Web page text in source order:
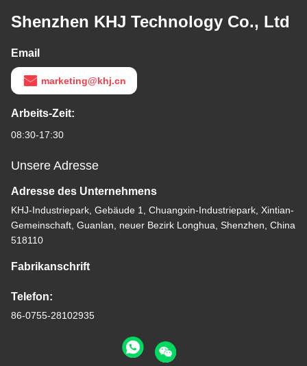
Shenzhen KHJ Technology Co., Ltd
Email
marketing@khj.cn
Arbeits-Zeit:
08:30-17:30
Unsere Adresse
Adresse des Unternehmens
KHJ-Industriepark, Gebäude 1, Chuangxin-Industriepark, Xintian-
Gemeinschaft, Guanlan, neuer Bezirk Longhua, Shenzhen, China
518110
Fabrikanschrift
Telefon:
86-0755-28102935